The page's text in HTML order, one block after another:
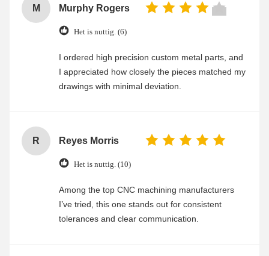
M Murphy Rogers
Het is nuttig. (6)
I ordered high precision custom metal parts, and
I appreciated how closely the pieces matched my
drawings with minimal deviation.
R Reyes Morris
Het is nuttig. (10)
Among the top CNC machining manufacturers
I’ve tried, this one stands out for consistent
tolerances and clear communication.